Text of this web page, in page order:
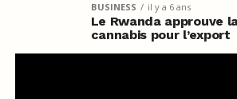
BUSINESS il y a 6 ans
Le Rwanda approuve
cannabis pour l’export